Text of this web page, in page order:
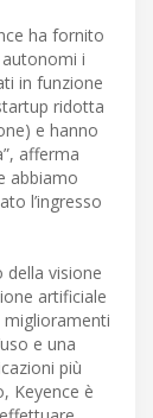
ha fornito
i
in funzione
ridotta
e hanno
afferma
abbiamo
l’ingresso
della visione
artificiale
e una
più
Keyence è